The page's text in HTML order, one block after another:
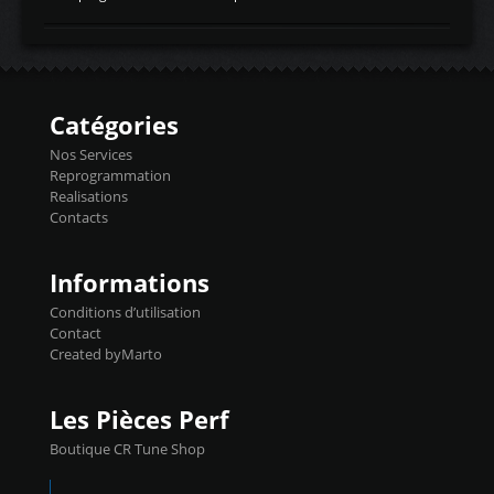
d'admissiontemp ex. pour atmo -30- 80°C
temperaturetemperature ldr moteurtemp
Injecteurs + Flashpro 1370€ TTC Le
précise et performante. Vous pourrez
basculer de la carto sans plomb à Ethanol à
l'aide du flashpro OPTION ECONOMIQUES
Reprog SP 98 sur le calculateur d'origine
450€ TTC Un gain d'environ 10cv et 15nm
Catégories
Nos Services
Reprogrammation
Realisations
Contacts
Informations
Conditions d’utilisation
Contact
Created byMarto
Les Pièces Perf
Boutique CR Tune Shop